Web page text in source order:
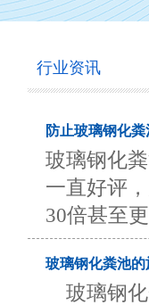
行业资讯
防止玻璃钢化
玻璃钢化
一直好评
30倍甚至
玻璃钢化粪池
玻璃钢